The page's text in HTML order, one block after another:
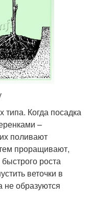
типа. Когда посадка
–
поливают
проращивают,
роста
веточки в
не образуются